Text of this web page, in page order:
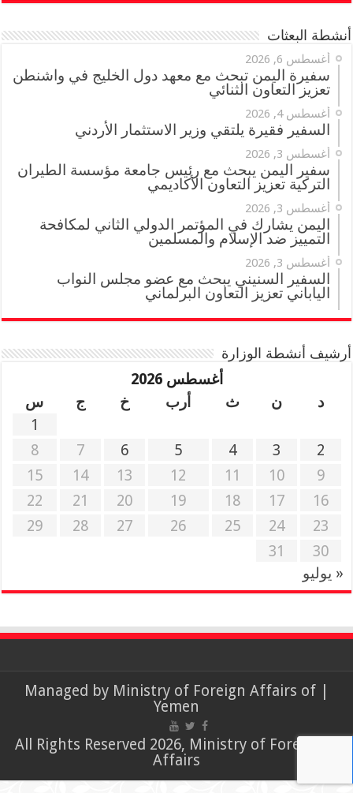
أنشطة البعثات
أغسطس 6, 2026
سفيرة اليمن تبحث مع معهد دول الخليج في واشنطن
تعزيز التعاون الثنائي
أغسطس 4, 2026
السفير فقيرة يلتقي وزير الاستثمار الأردني
أغسطس 3, 2026
سفير اليمن يبحث مع رئيس جامعة مؤسسة الطيران
التركية تعزيز التعاون الأكاديمي
أغسطس 3, 2026
اليمن يشارك في المؤتمر الدولي الثاني لمكافحة
التمييز ضد الإسلام والمسلمين
أغسطس 3, 2026
السفير السنيني يبحث مع عضو مجلس النواب
الياباني تعزيز التعاون البرلماني
أرشيف أنشطة الوزارة
أغسطس 2026
د
ن ث أرب خ ج
س
1
2
3
4
5
6
7
8
9
10
11
12
13
14
15
16
17
18
19
20
21
22
23
24
25
26
27
28
29
30
31
« يوليو
| Managed by
Ministry of Foreign Affairs of
Yemen
© All Rights Reserved 2026, Ministry of Foreign
Affairs